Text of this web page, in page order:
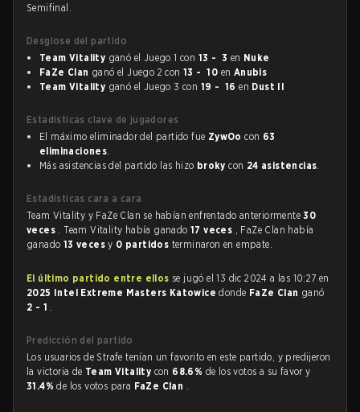
Semifinal.
Desglose del partido
Team Vitality ganó el Juego 1 con 13 - 3 en Nuke
FaZe Clan ganó el Juego 2 con13 - 10 en Anubis
Team Vitality ganó el Juego 3 con 19 - 16 en Dust II
Estadísticas clave de jugadores
El máximo eliminador del partido fue ZywOo con 63
eliminaciones.
Más asistencias del partido las hizo broky con 24 asistencias.
Estadísticas cara a cara
Team Vitality y FaZe Clan se habían enfrentado anteriormente30
veces . Team Vitality había ganado17 veces , FaZe Clan había
ganado 13 vecesy 0 partidos terminaron en empate.
El último partido entre ellos se jugó el 13 dic 2024 a las 10:27 en
2025 Intel Extreme Masters Katowicedonde FaZe Clan ganó
2 - 1 .
Predicción del partido
Los usuarios de Strafe tenían un favorito en este partido, y predijeron
la victoria de Team Vitality con 68.6% de los votos a su favor y
31.4%de los votos para FaZe Clan .